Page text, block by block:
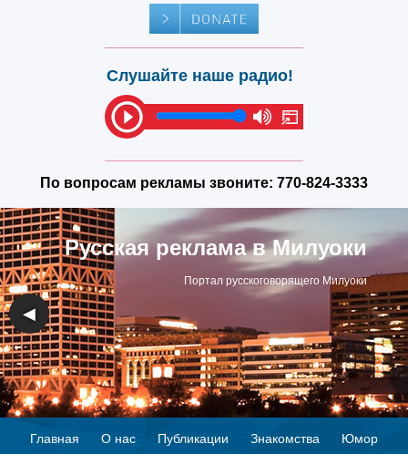
Слушайте наше радио!
По вопросам рекламы звоните: 770-824-3333
Русская реклама в Милуоки
Портал русскоговорящего Милуоки
◀ ▶
Главная О нас Публикации Знакомства Юмор